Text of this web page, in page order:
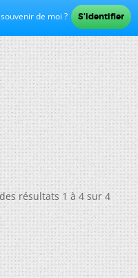
de moi ?
résultats 1 à 4 sur 4